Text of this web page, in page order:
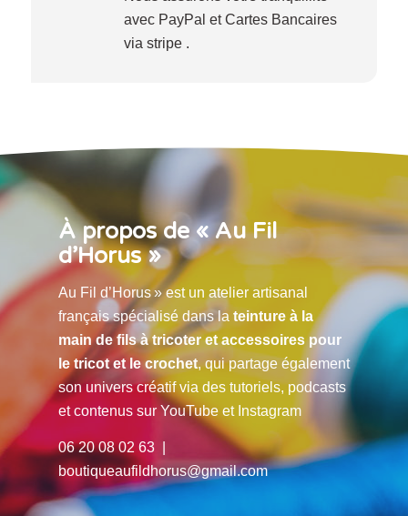
avec PayPal et Cartes Bancaires
via stripe .
À propos de « Au Fil
d’Horus »
Au Fil d’Horus » est un atelier artisanal
français spécialisé dans la teinture à la
main de fils à tricoter et accessoires pour
le tricot et le crochet, qui partage également
son univers créatif via des tutoriels, podcasts
et contenus sur YouTube et Instagram
06 20 08 02 63 |
boutiqueaufildhorus@gmail.com